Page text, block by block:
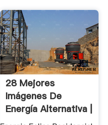
28 Mejores
Imágenes De
Energía Alternativa |
Energía ...